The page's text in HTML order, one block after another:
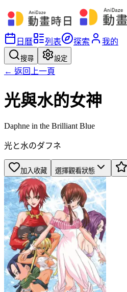
日曆 列表 探索 我的
搜尋 設定
← 返回上一頁
光與水的女神
Daphne in the Brilliant Blue
光と水のダフネ
加入收藏 選擇觀看狀態